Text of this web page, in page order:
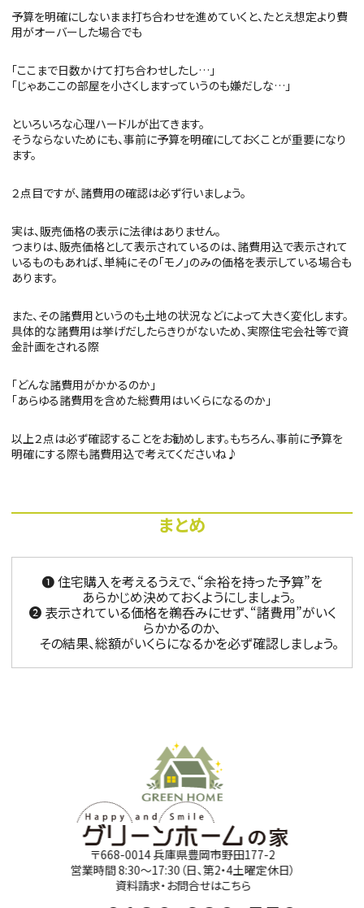
予算を明確にしないまま打ち合わせを進めていくと、たとえ想定より費
用がオーバーした場合でも
「ここまで日数かけて打ち合わせしたし…」
「じゃあここの部屋を小さくしますっていうのも嫌だしな…」
といろいろな心理ハードルが出てきます。
そうならないためにも、事前に予算を明確にしておくことが重要になり
ます。
２点目ですが、諸費用の確認は必ず行いましょう。
実は、販売価格の表示に法律はありません。
つまりは、販売価格として表示されているのは、諸費用込で表示されて
いるものもあれば、単純にその「モノ」のみの価格を表示している場合も
あります。
また、その諸費用というのも土地の状況などによって大きく変化します。
具体的な諸費用は挙げだしたらきりがないため、実際住宅会社等で資
金計画をされる際
「どんな諸費用がかかるのか」
「あらゆる諸費用を含めた総費用はいくらになるのか」
以上２点は必ず確認することをお勧めします。もちろん、事前に予算を
明確にする際も諸費用込で考えてくださいね♪
まとめ
❶ 住宅購入を考えるうえで、“余裕を持った予算”を
あらかじめ決めておくようにしましょう。
❷ 表示されている価格を鵜呑みにせず、“諸費用”がいく
らかかるのか、
その結果、総額がいくらになるかを必ず確認しましょう。
〒668-0014 兵庫県豊岡市野田177-2
営業時間 8:30～17:30（日、第2・4土曜定休日）
資料請求・お問合せはこちら